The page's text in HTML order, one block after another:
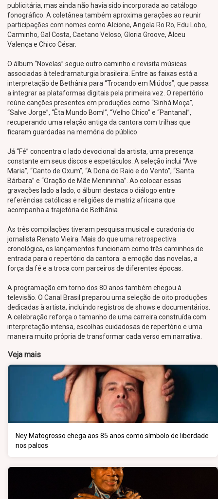
publicitária, mas ainda não havia sido incorporada ao catálogo
fonográfico. A coletânea também aproxima gerações ao reunir
participações com nomes como Alcione, Angela Ro Ro, Edu Lobo,
Carminho, Gal Costa, Caetano Veloso, Gloria Groove, Alceu
Valença e Chico César.
O álbum “Novelas” segue outro caminho e revisita músicas
associadas à teledramaturgia brasileira. Entre as faixas está a
interpretação de Bethânia para “Trocando em Miúdos”, que passa
a integrar as plataformas digitais pela primeira vez. O repertório
reúne canções presentes em produções como “Sinhá Moça”,
“Salve Jorge”, “Êta Mundo Bom!”, “Velho Chico” e “Pantanal”,
recuperando uma relação antiga da cantora com trilhas que
ficaram guardadas na memória do público.
Já “Fé” concentra o lado devocional da artista, uma presença
constante em seus discos e espetáculos. A seleção inclui “Ave
Maria”, “Canto de Oxum”, “A Dona do Raio e do Vento”, “Santa
Bárbara” e “Oração de Mãe Menininha”. Ao colocar essas
gravações lado a lado, o álbum destaca o diálogo entre
referências católicas e religiões de matriz africana que
acompanha a trajetória de Bethânia.
As três compilações tiveram pesquisa musical e curadoria do
jornalista Renato Vieira. Mais do que uma retrospectiva
cronológica, os lançamentos funcionam como três caminhos de
entrada para o repertório da cantora: a emoção das novelas, a
força da fé e a troca com parceiros de diferentes épocas.
A programação em torno dos 80 anos também chegou à
televisão. O Canal Brasil preparou uma seleção de oito produções
dedicadas à artista, incluindo registros de shows e documentários.
A celebração reforça o tamanho de uma carreira construída com
interpretação intensa, escolhas cuidadosas de repertório e uma
maneira muito própria de transformar cada verso em narrativa.
Veja mais
Ney Matogrosso chega aos 85 anos como símbolo de liberdade
nos palcos